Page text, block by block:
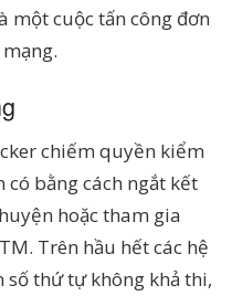
một cuộc tấn công đơn
chiếm quyền kiểm
bằng cách ngắt kết
hoặc tham gia
Trên hầu hết các hệ
thứ tự không khả thi,